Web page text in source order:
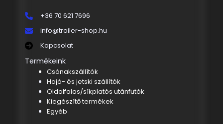
+36 70 621 7696
info@trailer-shop.hu
Kapcsolat
Termékeink
Csónakszállítók
Hajó- és jetski szállítók
Oldalfalas/síkplatós utánfutók
Kiegészítő termékek
Egyéb